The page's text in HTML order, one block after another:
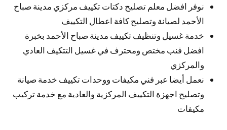
نوفر افضل معلم تصليح دكتات تكييف مركزي مدينة صباح
الأحمد لصيانة وتصليح كافة اعطال التكييف
خدمة غسيل وتنظيف تكييف مدينة صباح الأحمد بخبرة
افضل فنب مختص ومحترف في غسيل التتكيف العادي
والمركزي
نعمل أيضا عبر فني مكيفات ووحدات تكييف خدمة صيانة
وتصليح اجهزة التكييف المركزية والعادية مع خدمة تركيب
مكيفات